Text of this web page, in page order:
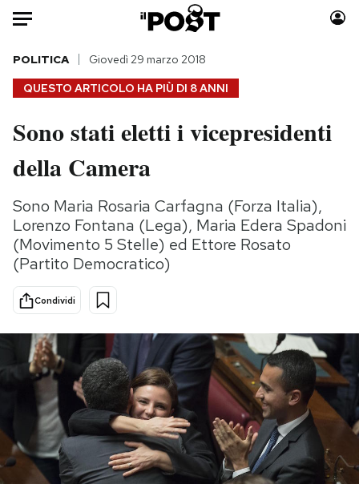
Auto
HOME
Italia
Politica
Tecnologia
Internet
Scienza
Cultura
Economia
Moda
Storie/Idee
Ok Boomer!
Media
PODCAST
NEWSLETTER
QUESTO ARTICOLO HA PIÙ DI 8 ANNI
POLITICA Giovedì 29 marzo 2018
Sono stati eletti i vicepresidenti
della Camera
Sono Maria Rosaria Carfagna (Forza Italia),
Lorenzo Fontana (Lega), Maria Edera Spadoni
(Movimento 5 Stelle) ed Ettore Rosato
(Partito Democratico)
Condividi